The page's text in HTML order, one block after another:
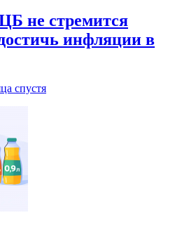
не стремится
инфляции в
спустя